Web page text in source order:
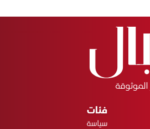
الموثوقة
فئات
سياسة